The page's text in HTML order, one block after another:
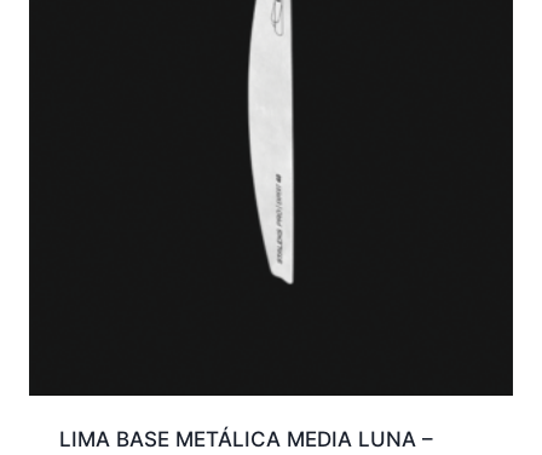
LIMA BASE METÁLICA MEDIA LUNA –